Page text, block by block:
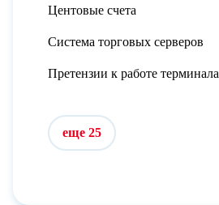
Центовые счета
Система торговых серверов
Претензии к работе терминала
еще 25